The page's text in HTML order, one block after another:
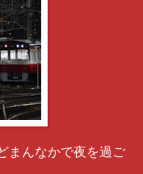
まんなかで夜を過ご